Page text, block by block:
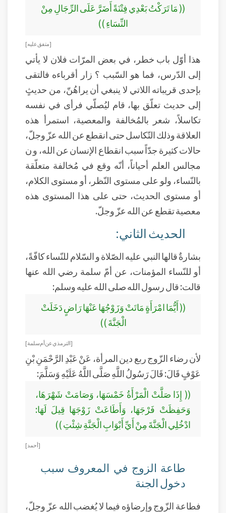
(( مَا تَرَكْتُ بَعْدِي فِتْنَةً أَضَرَّ عَلَى الرِّجَالِ مِنْ
النِّسَاءِ ))
[ متفق عليه ]
هذا أوّل باب خطر، في بعض المرّات فلان لا يأتي
إلى الدّرس، فما هو السّبب ؟ زار أقرباءه فالتقى
بإحدى قريباته اللاتي لا ينبغي أن يراهُنّ، من حديثٍ
إلى حديث تعلّق بها، قام ليُصلّي فرأى في نفسه
تكاسلاً، شعر بالمُخالفة والمعصية، استمرأ هذه
العلاقة وذلك التّكاسل حتى انقطع عن الله عزّ وجلّ،
حالات كثيرة جدّاً سبب انقطاع الإنسان عن الله، و ن
مجالس العلم أحياناً، أنّه وقع في مُخالفة متعلّقة
بالنّساء، ولو على مستوى النّظر، أو مستوى الكلام،
أو مستوى الحديث، حتى على هذا المستوى هذه
معصية تقطع عن الله عزّ وجلّ.
الحديث الثاني:
بشارةٌ قالها النبي عليه الصّلاة و السّلام للنّساء كافّةً،
أو للنّساء المؤمنات، عن أمّ سلمة رضي الله عنها
قالت: قال رسول الله صلى الله عليه وسلم:
(( أَيُّمَا امْرَأَةٍ مَاتَتْ وَزَوْجُهَا عَنْهَا رَاضٍ دَخَلَتْ
الْجَنَّةَ ))
[ الترمذي عن أم سلمة ]
لأن رضاء الزّوج ربع دين المرأة، عَنْ عَبْدِ الرَّحْمَنِ بْنِ
عَوْفٍ قَالَ: قَالَ رَسُولُ اللَّهِ صَلَّى اللَّهُ عَلَيْهِ وَسَلَّمَ:
(( إِذَا صَلَّتْ الْمَرْأَةُ خَمْسَهَا، وَصَامَتْ شَهْرَهَا،
وَحَفِظَتْ فَرْجَهَا، وَأَطَاعَتْ زَوْجَهَا قِيلَ لَهَا:
ادْخُلِي الْجَنَّةَ مِنْ أَيِّ أَبْوَابِ الْجَنَّةِ شِئْتِ ))
[ أحمد ]
طاعة الزوج في المعروف سبب
دخول الجنة
فطاعة الزّوج وإرضاؤه فيما لا يُغضب الله عزّ وجلّ،